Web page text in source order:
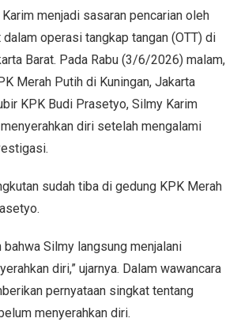
menjadi sasaran pencarian oleh
operasi tangkap tangan (OTT) di
Barat. Pada Rabu (3/6/2026) malam,
Merah Putih di Kuningan, Jakarta
KPK Budi Prasetyo, Silmy Karim
diri setelah mengalami
sudah tiba di gedung KPK Merah
bahwa Silmy langsung menjalani
diri,” ujarnya. Dalam wawancara
pernyataan singkat tentang
menyerahkan diri.